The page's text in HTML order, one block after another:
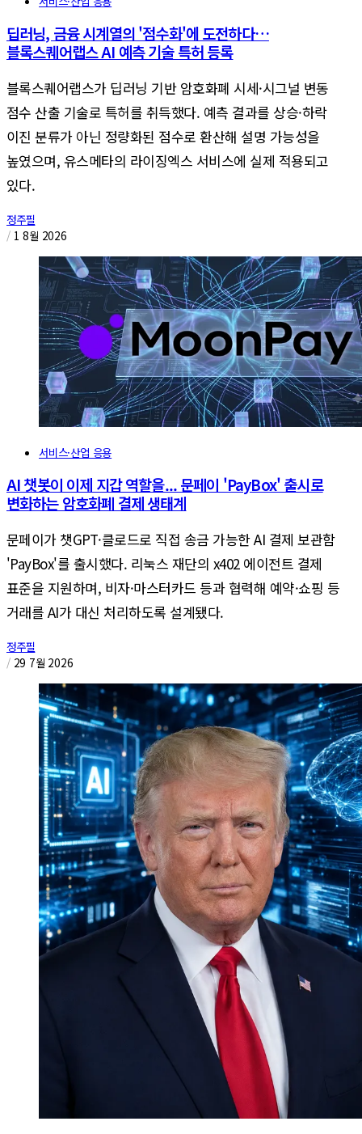
딥러닝, 금융 시계열의 '점수화'에 도전하다…
블록스퀘어랩스 AI 예측 기술 특허 등록
블록스퀘어랩스가 딥러닝 기반 암호화폐 시세·시그널 변동
점수 산출 기술로 특허를 취득했다. 예측 결과를 상승·하락
이진 분류가 아닌 정량화된 점수로 환산해 설명 가능성을
높였으며, 유스메타의 라이징엑스 서비스에 실제 적용되고
있다.
정주필
/ 1 8월 2026
서비스·산업 응용
AI 챗봇이 이제 지갑 역할을... 문페이 'PayBox' 출시로
변화하는 암호화폐 결제 생태계
문페이가 챗GPT·클로드로 직접 송금 가능한 AI 결제 보관함
'PayBox'를 출시했다. 리눅스 재단의 x402 에이전트 결제
표준을 지원하며, 비자·마스터카드 등과 협력해 예약·쇼핑 등
거래를 AI가 대신 처리하도록 설계됐다.
정주필
/ 29 7월 2026